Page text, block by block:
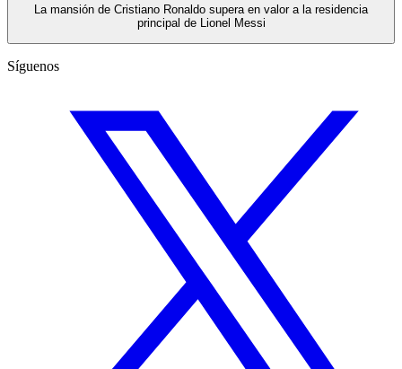
La mansión de Cristiano Ronaldo supera en valor a la residencia
principal de Lionel Messi
Síguenos